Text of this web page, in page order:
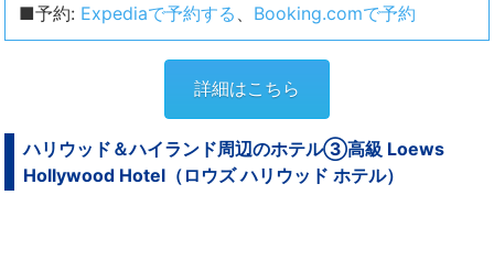
■予約: Expediaで予約する 、 Booking.comで予約
詳細はこちら
ハリウッド＆ハイランド周辺のホテル③高級 Loews
Hollywood Hotel（ロウズ ハリウッド ホテル）